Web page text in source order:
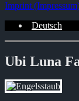
Imprint
Deutsch
Ubi Luna